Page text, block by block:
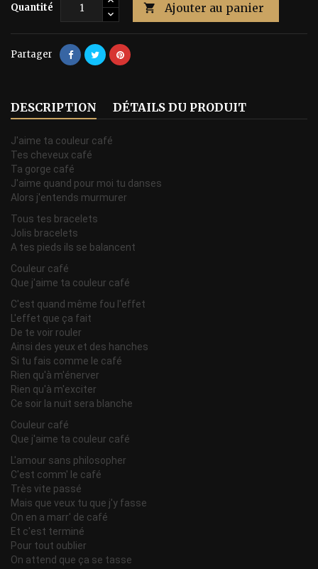
Quantité  Ajouter au panier
Partager
DESCRIPTION DÉTAILS DU PRODUIT
J'aime ta couleur café
Tes cheveux café
Ta gorge café
J'aime quand pour moi tu danses
Alors j'entends murmurer
Tous tes bracelets
Jolis bracelets
A tes pieds ils se balancent
Couleur café
Que j'aime ta couleur café
C'est quand même fou l'effet
L'effet que ça fait
De te voir rouler
Ainsi des yeux et des hanches
Si tu fais comme le café
Rien qu'à m'énerver
Rien qu'à m'exciter
Ce soir la nuit sera blanche
Couleur café
Que j'aime ta couleur café
L'amour sans philosopher
C'est comm' le café
Très vite passé
Mais que veux tu que j'y fasse
On en a marr' de café
Et c'est terminé
Pour tout oublier
On attend que ça se tasse